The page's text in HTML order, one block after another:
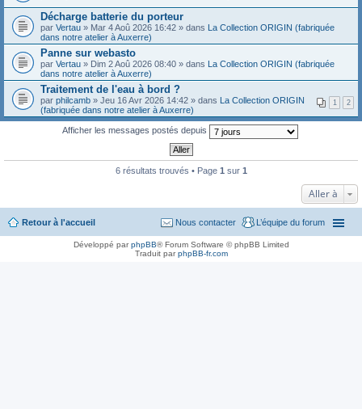
Décharge batterie du porteur
par Vertau » Mar 4 Aoû 2026 16:42 » dans La Collection ORIGIN (fabriquée
dans notre atelier à Auxerre)
Panne sur webasto
par Vertau » Dim 2 Aoû 2026 08:40 » dans La Collection ORIGIN (fabriquée
dans notre atelier à Auxerre)
Traitement de l'eau à bord ?
1 2
par philcamb » Jeu 16 Avr 2026 14:42 » dans La Collection ORIGIN
(fabriquée dans notre atelier à Auxerre)
Afficher les messages postés depuis
6 résultats trouvés • Page 1 sur 1
Aller à
Retour à l'accueil L’équipe du forum
Nous contacter
Développé parphpBB® Forum Software © phpBB Limited
Traduit parphpBB-fr.com